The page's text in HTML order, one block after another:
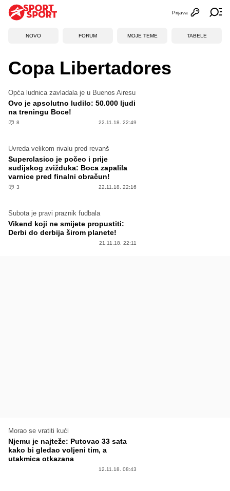
Otvori
Prijava
NOVO FORUM MOJE TEME TABELE
Copa Libertadores
Opća ludnica zavladala je u Buenos Airesu
Ovo je apsolutno ludilo: 50.000 ljudi
na treningu Boce!
8 22.11.18. 22:49
Uvreda velikom rivalu pred revanš
Superclasico je počeo i prije
sudijskog zvižduka: Boca zapalila
varnice pred finalni obračun!
3 22.11.18. 22:16
Subota je pravi praznik fudbala
Vikend koji ne smijete propustiti:
Derbi do derbija širom planete!
21.11.18. 22:11
Morao se vratiti kući
Njemu je najteže: Putovao 33 sata
kako bi gledao voljeni tim, a
utakmica otkazana
12.11.18. 08:43